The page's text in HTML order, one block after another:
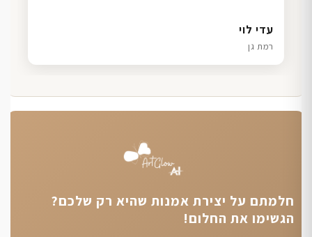
שרון כהן
תל אביב
עדי לוי
רמת גן
דנה גל
חיפה
ליאת ויוסי מ.
הוד השרון
חלמתם על יצירת אמנות שהיא רק שלכם?
הגשימו את החלום!